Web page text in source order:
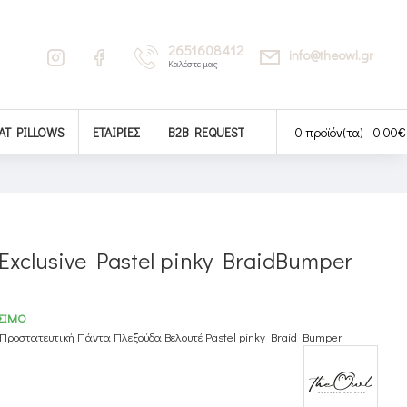
2651608412
Καλέστε μας
info@theowl.gr
PILLOWS ΕΤΑΙΡΊΕΣ B2B REQUEST 0 προϊόν(τα) - 0,00€
Pastel pinky BraidBumper
Προστατευτική Πάντα Πλεξούδα Βελουτέ Pastel pinky Braid Bumper